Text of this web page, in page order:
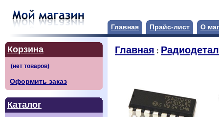
Главная Прайс-лист О
Корзина
Оформить заказ
Каталог
Главная :